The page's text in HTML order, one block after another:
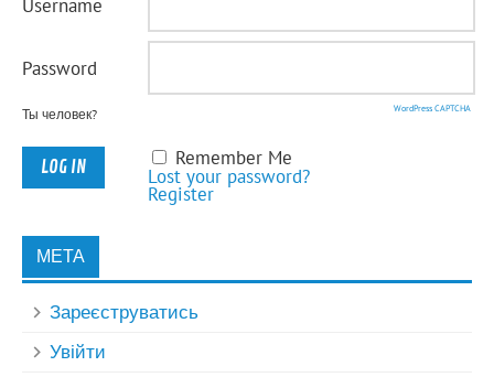
Username
Password
Ты человек? WordPress CAPTCHA
Remember Me
Lost your password?
Register
МЕТА
Зареєструватись
Увійти